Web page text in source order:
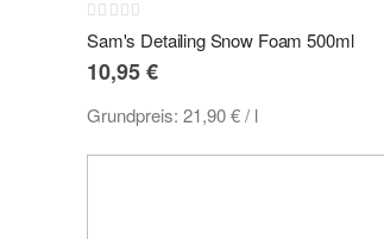
Rating:
0%
Sam's Detailing Snow Foam 500ml
10,95 €
Grundpreis: 21,90 €/ l